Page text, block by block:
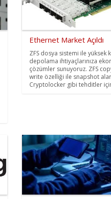
Ethernet Market Açıldı
ZFS dosya sistemi ile yüksek
depolama ihtiyaçlarınıza
çözümler sunuyoruz. ZFS
write özelliği ile snapshot
Cryptolocker gibi tehditler